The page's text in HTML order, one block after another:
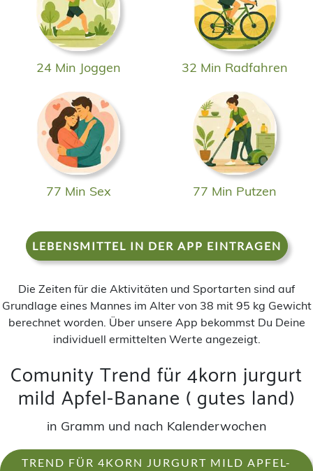
24 Min Joggen 32 Min Radfahren
77 Min Sex 77 Min Putzen
LEBENSMITTEL IN DER APP EINTRAGEN
Die Zeiten für die Aktivitäten und Sportarten sind auf
Grundlage eines Mannes im Alter von 38 mit 95 kg Gewicht
berechnet worden. Über unsere App bekommst Du Deine
individuell ermittelten Werte angezeigt.
Comunity Trend für 4korn jurgurt
mild Apfel-Banane ( gutes land)
in Gramm und nach Kalenderwochen
TREND FÜR 4KORN JURGURT MILD APFEL-